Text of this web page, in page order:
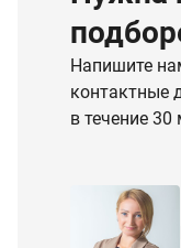
Напишите
контактные
в течение